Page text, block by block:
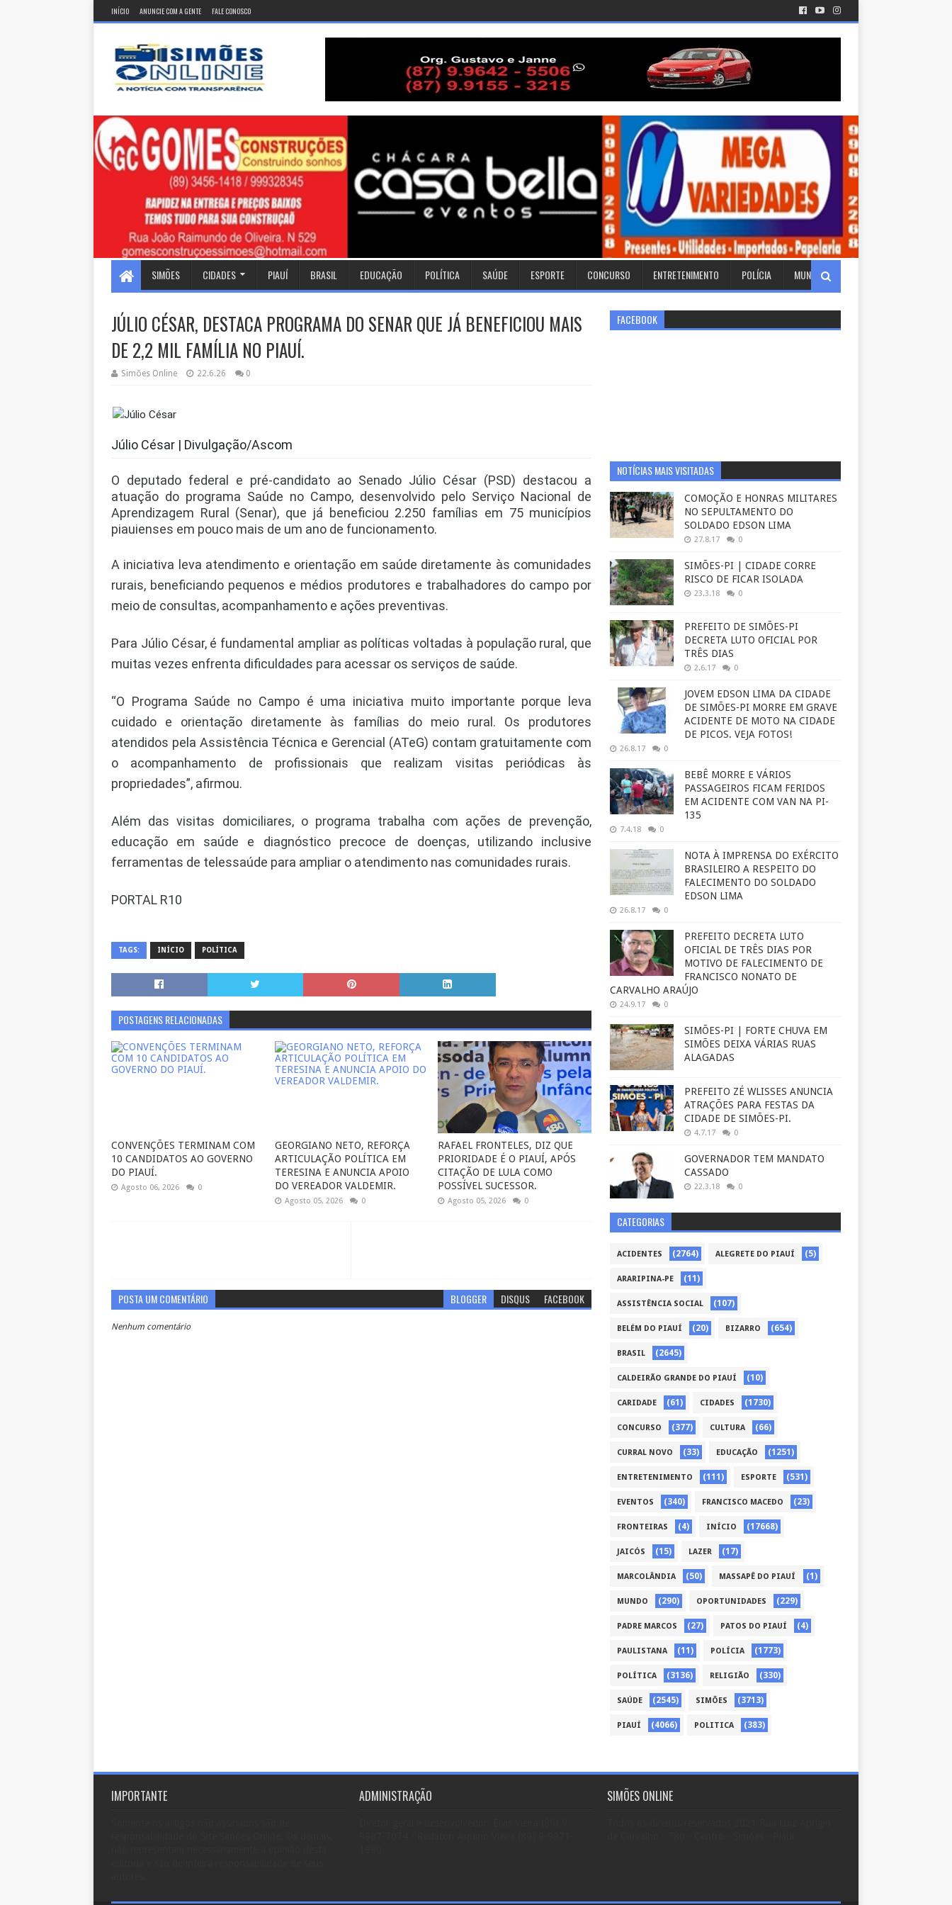
INÍCIO ANUNCIE COM A GENTE FALE CONOSCO
SIMÕES CIDADES PIAUÍ BRASIL EDUCAÇÃO POLÍTICA SAÚDE ESPORTE CONCURSO ENTRETENIMENTO POLÍCIA MUNDO
JÚLIO CÉSAR, DESTACA PROGRAMA DO SENAR QUE JÁ BENEFICIOU MAIS
DE 2,2 MIL FAMÍLIA NO PIAUÍ.
Simões Online 22.6.26 0
Júlio César | Divulgação/Ascom
O deputado federal e pré-candidato ao Senado Júlio César (PSD) destacou a
atuação do programa Saúde no Campo, desenvolvido pelo Serviço Nacional de
Aprendizagem Rural (Senar), que já beneficiou 2.250 famílias em 75 municípios
piauienses em pouco mais de um ano de funcionamento.
A iniciativa leva atendimento e orientação em saúde diretamente às comunidades
rurais, beneficiando pequenos e médios produtores e trabalhadores do campo por
meio de consultas, acompanhamento e ações preventivas.
Para Júlio César, é fundamental ampliar as políticas voltadas à população rural, que
muitas vezes enfrenta dificuldades para acessar os serviços de saúde.
“O Programa Saúde no Campo é uma iniciativa muito importante porque leva
cuidado e orientação diretamente às famílias do meio rural. Os produtores
atendidos pela Assistência Técnica e Gerencial (ATeG) contam gratuitamente com
o acompanhamento de profissionais que realizam visitas periódicas às
propriedades”, afirmou.
Além das visitas domiciliares, o programa trabalha com ações de prevenção,
educação em saúde e diagnóstico precoce de doenças, utilizando inclusive
ferramentas de telessaúde para ampliar o atendimento nas comunidades rurais.
PORTAL R10
TAGS: INÍCIO POLÍTICA
POSTAGENS RELACIONADAS
CONVENÇÕES TERMINAM COM
10 CANDIDATOS AO GOVERNO
DO PIAUÍ.
Agosto 06, 2026 0
GEORGIANO NETO, REFORÇA
ARTICULAÇÃO POLÍTICA EM
TERESINA E ANUNCIA APOIO
DO VEREADOR VALDEMIR.
Agosto 05, 2026 0
RAFAEL FRONTELES, DIZ QUE
PRIORIDADE É O PIAUÍ, APÓS
CITAÇÃO DE LULA COMO
POSSÍVEL SUCESSOR.
Agosto 05, 2026 0
POSTA UM COMENTÁRIO BLOGGER DISQUS FACEBOOK
Nenhum comentário
FACEBOOK
NOTÍCIAS MAIS VISITADAS
COMOÇÃO E HONRAS MILITARES
NO SEPULTAMENTO DO
SOLDADO EDSON LIMA
27.8.17 0
SIMÕES-PI | CIDADE CORRE
RISCO DE FICAR ISOLADA
23.3.18 0
PREFEITO DE SIMÕES-PI
DECRETA LUTO OFICIAL POR
TRÊS DIAS
2.6.17 0
JOVEM EDSON LIMA DA CIDADE
DE SIMÕES-PI MORRE EM GRAVE
ACIDENTE DE MOTO NA CIDADE
DE PICOS. VEJA FOTOS!
26.8.17 0
BEBÊ MORRE E VÁRIOS
PASSAGEIROS FICAM FERIDOS
EM ACIDENTE COM VAN NA PI-
135
7.4.18 0
NOTA À IMPRENSA DO EXÉRCITO
BRASILEIRO A RESPEITO DO
FALECIMENTO DO SOLDADO
EDSON LIMA
26.8.17 0
PREFEITO DECRETA LUTO
OFICIAL DE TRÊS DIAS POR
MOTIVO DE FALECIMENTO DE
FRANCISCO NONATO DE
CARVALHO ARAÚJO
24.9.17 0
SIMÕES-PI | FORTE CHUVA EM
SIMÕES DEIXA VÁRIAS RUAS
ALAGADAS
PREFEITO ZÉ WLISSES ANUNCIA
ATRAÇÕES PARA FESTAS DA
CIDADE DE SIMÕES-PI.
4.7.17 0
GOVERNADOR TEM MANDATO
CASSADO
22.3.18 0
CATEGORIAS
ACIDENTES (2764) ALEGRETE DO PIAUÍ (5)
ARARIPINA-PE (11)
ASSISTÊNCIA SOCIAL (107)
BELÉM DO PIAUÍ (20) BIZARRO (654)
BRASIL (2645)
CALDEIRÃO GRANDE DO PIAUÍ (10)
CARIDADE (61) CIDADES (1730)
CONCURSO (377) CULTURA (66)
CURRAL NOVO (33) EDUCAÇÃO (1251)
ENTRETENIMENTO (111) ESPORTE (531)
EVENTOS (340) FRANCISCO MACEDO (23)
FRONTEIRAS (4) INÍCIO (17668)
JAICÓS (15) LAZER (17)
MARCOLÂNDIA (50) MASSAPÊ DO PIAUÍ (1)
MUNDO (290) OPORTUNIDADES (229)
PADRE MARCOS (27) PATOS DO PIAUÍ (4)
PAULISTANA (11) POLÍCIA (1773)
POLÍTICA (3136) RELIGIÃO (330)
SAÚDE (2545) SIMÕES (3713)
PIAUÍ (4066) POLITICA (383)
IMPORTANTE ADMINISTRAÇÃO SIMÕES ONLINE